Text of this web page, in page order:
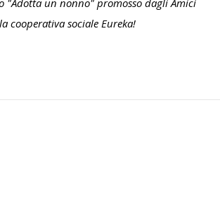
"Adotta un nonno" promosso dagli Amici
cooperativa sociale Eureka!